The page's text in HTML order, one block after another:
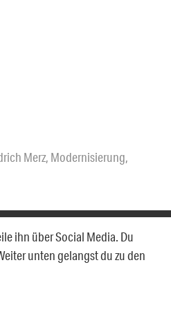
Merz, Modernisierung,
ihn über Social Media. Du
unten gelangst du zu den